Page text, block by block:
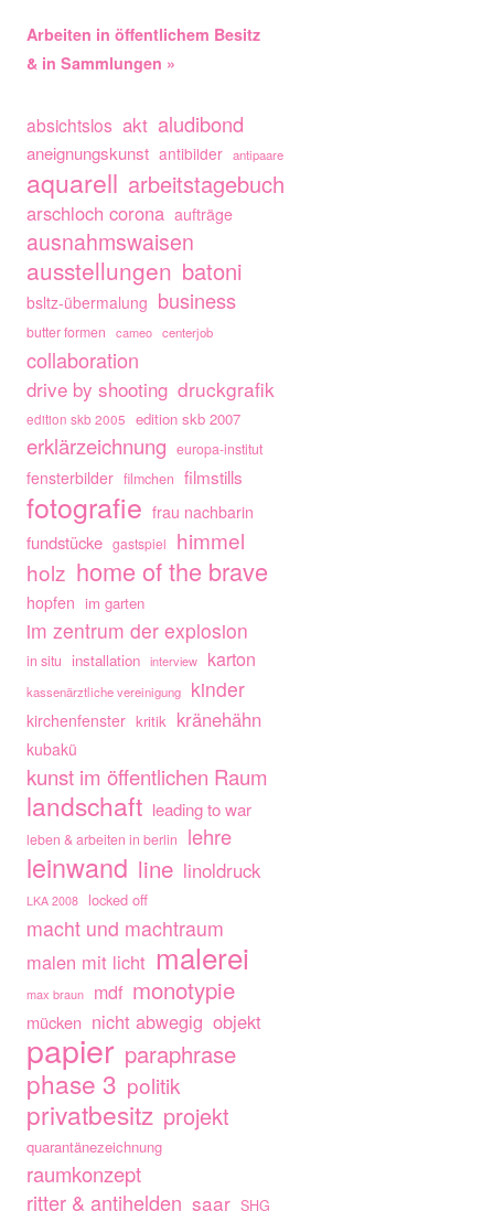
Arbeiten in öffentlichem Besitz
& in Sammlungen »
absichtslos akt aludibond
aneignungskunst antibilder antipaare
aquarell arbeitstagebuch
arschloch corona aufträge
ausnahmswaisen
ausstellungen batoni
bsltz-übermalung business
butter formen cameo centerjob
collaboration
drive by shooting druckgrafik
edition skb 2005 edition skb 2007
erklärzeichnung europa-institut
fensterbilder filmchen filmstills
fotografie frau nachbarin
fundstücke gastspiel
himmel
holz home of the brave
hopfen im garten
im zentrum der explosion
in situ installation interview karton
kassenärztliche vereinigung kinder
kirchenfenster kritik kränehähn
kubakü
kunst im öffentlichen Raum
landschaft leading to war
leben & arbeiten in berlin lehre
leinwand line linoldruck
LKA 2008 locked off
macht und machtraum
malen mit licht malerei
max braun mdf monotypie
mücken nicht abwegig objekt
papier paraphrase
phase 3 politik
privatbesitz projekt
quarantänezeichnung
raumkonzept
ritter & antihelden saar SHG